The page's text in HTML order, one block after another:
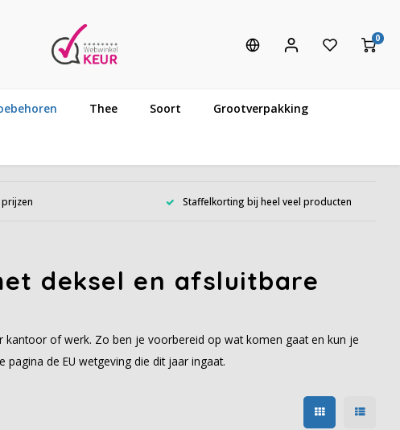
0
Thee Soort Grootverpakking
Staffelkorting bij heel veel producten
deksel en afsluitbare
of werk. Zo ben je voorbereid op wat komen gaat en kun je
de EU wetgeving die dit jaar ingaat.